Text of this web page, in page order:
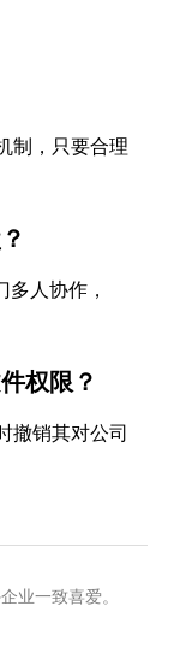
制，只要合理
人协作，
权限？
撤销其对公司
业一致喜爱。